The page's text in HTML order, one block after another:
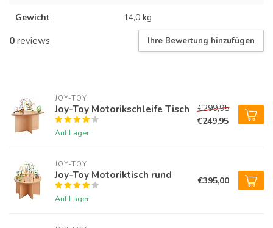
Gewicht 14,0 kg
0reviews Ihre Bewertung hinzufügen
JOY-TOY
Joy-Toy Motorikschleife Tisch
Auf Lager
€299,95
€249,95
JOY-TOY
Joy-Toy Motoriktisch rund
Auf Lager
€395,00